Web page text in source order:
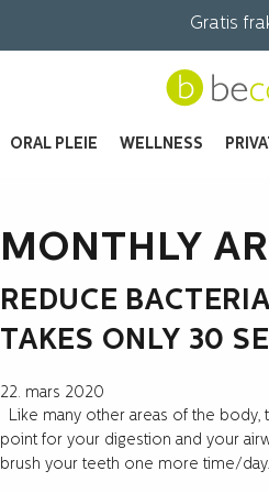
Gratis
ORAL PLEIE WELLNESS
MONTHLY
REDUCE
TAKES ONLY 30
22. mars 2020
Like many other areas of the body,
point for your digestion and your
brush your teeth one more time/